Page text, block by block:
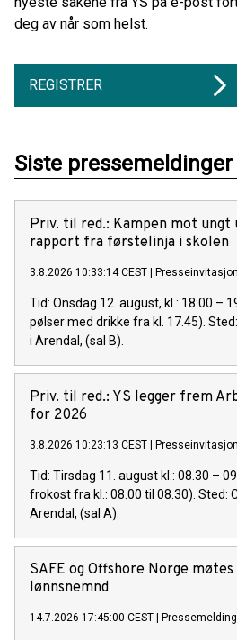
deg av når som helst.
REGISTRER
Siste pressemeldinger
Priv. til red.: Kampen mot ungt
rapport fra førstelinja i skolen
3.8.2026 10:33:14 CEST Presseinvitasjon
Tid: Onsdag 12. august, kl.: 18:00 –
pølser med drikke fra kl. 17.45).
i Arendal, (sal B).
Priv. til red.: YS legger frem
for 2026
3.8.2026 10:23:13 CEST Presseinvitasjon
Tid: Tirsdag 11. august kl.: 08.30 –
frokost fra kl.: 08.00 til 08.30). Sted:
Arendal, (sal A).
SAFE og Offshore Norge
lønnsnemnd
14.7.2026 17:45:00 CEST Pressemelding